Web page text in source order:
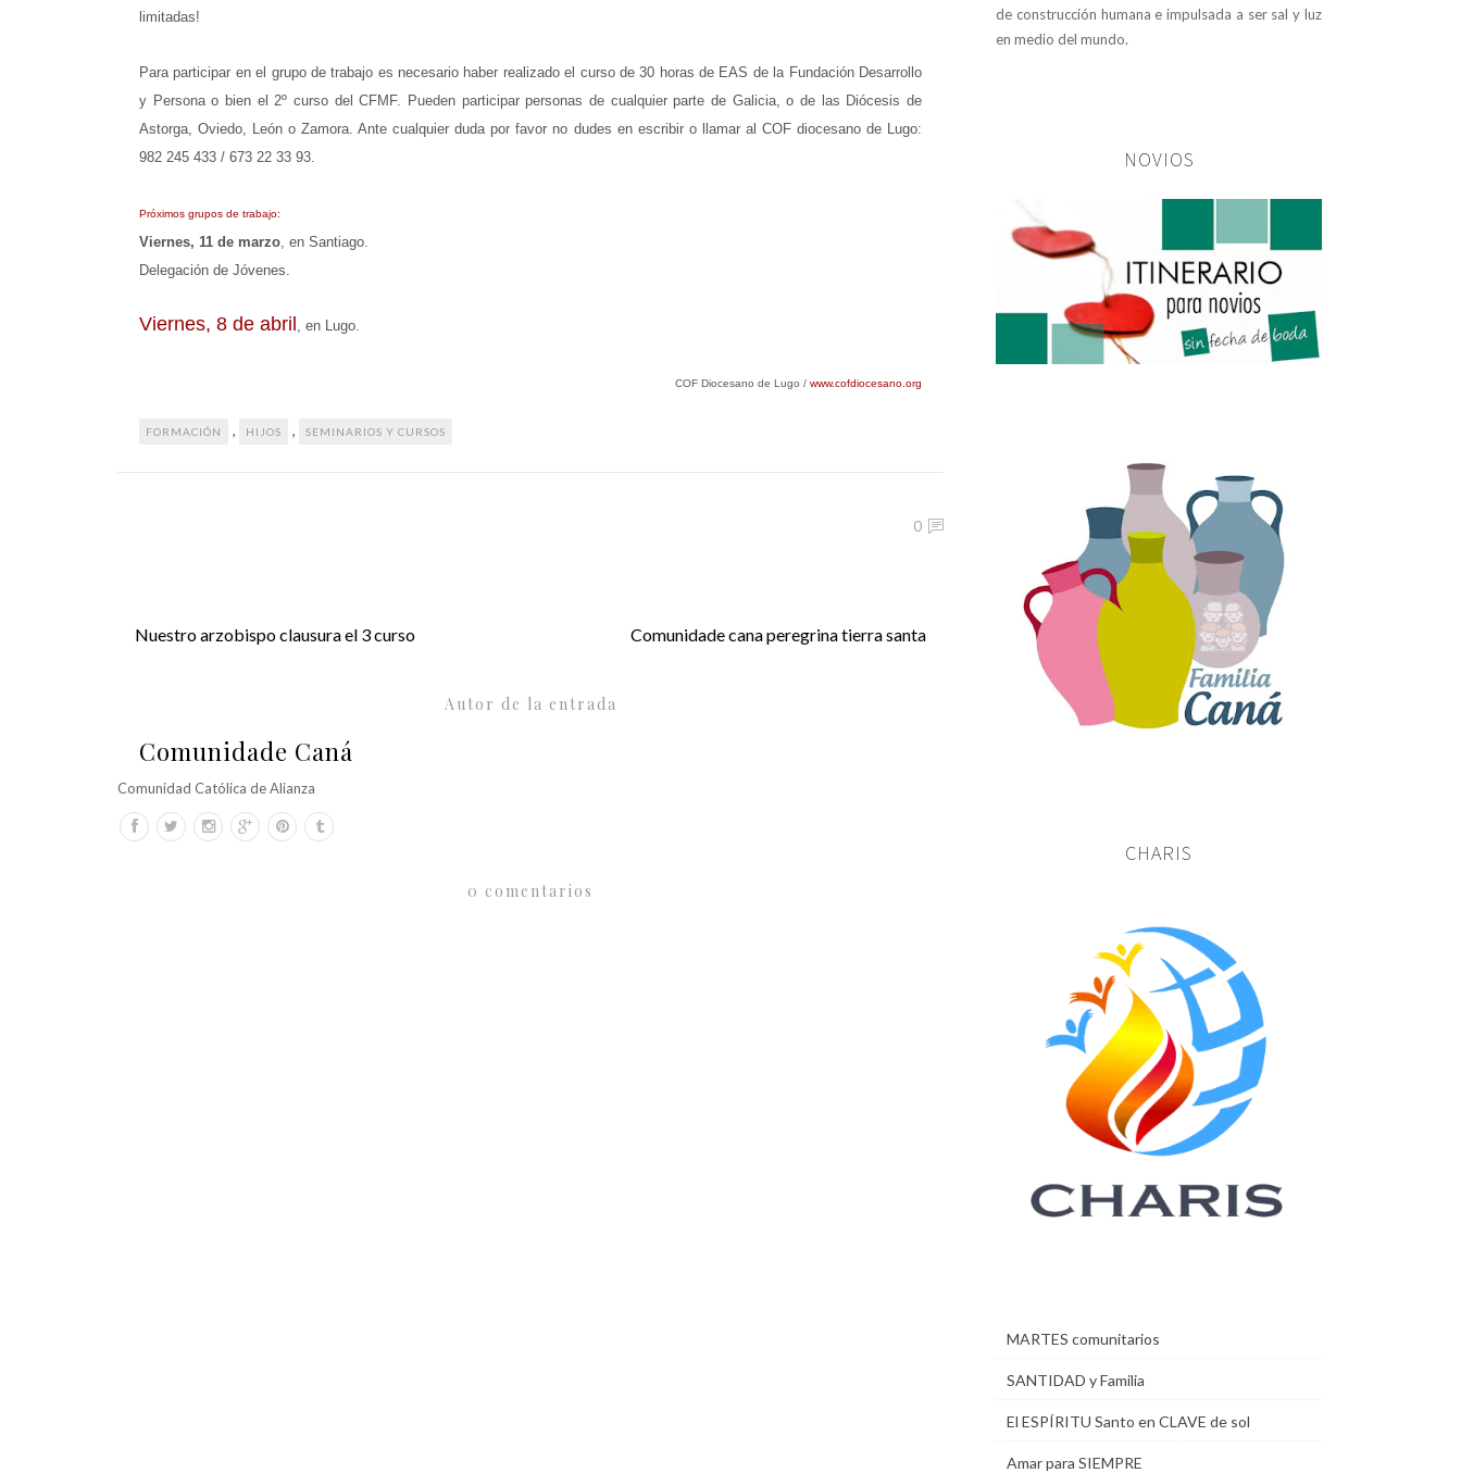
limitadas!
Para participar en el grupo de trabajo es necesario haber realizado el curso de 30 horas de EAS de la Fundación Desarrollo
y Persona o bien el 2º curso del CFMF. Pueden participar personas de cualquier parte de Galicia, o de las Diócesis de
Astorga, Oviedo, León o Zamora. Ante cualquier duda por favor no dudes en escribir o llamar al COF diocesano de Lugo:
982 245 433 / 673 22 33 93.
Próximos grupos de trabajo:
Viernes, 11 de marzo , en Santiago.
Delegación de Jóvenes.
Viernes, 8 de abril , en Lugo.
COF Diocesano de Lugo / www.cofdiocesano.org
FORMACIÓN , HIJOS , SEMINARIOS Y CURSOS
0
Nuestro arzobispo clausura el 3 curso Comunidade cana peregrina tierra santa
Autor de la entrada
Comunidade Caná
Comunidad Católica de Alianza
0 comentarios
de construcción humana e impulsada a ser sal y luz
en medio del mundo.
NOVIOS
CHARIS
MARTES comunitarios
SANTIDAD y Familia
El ESPÍRITU Santo en CLAVE de sol
Amar para SIEMPRE